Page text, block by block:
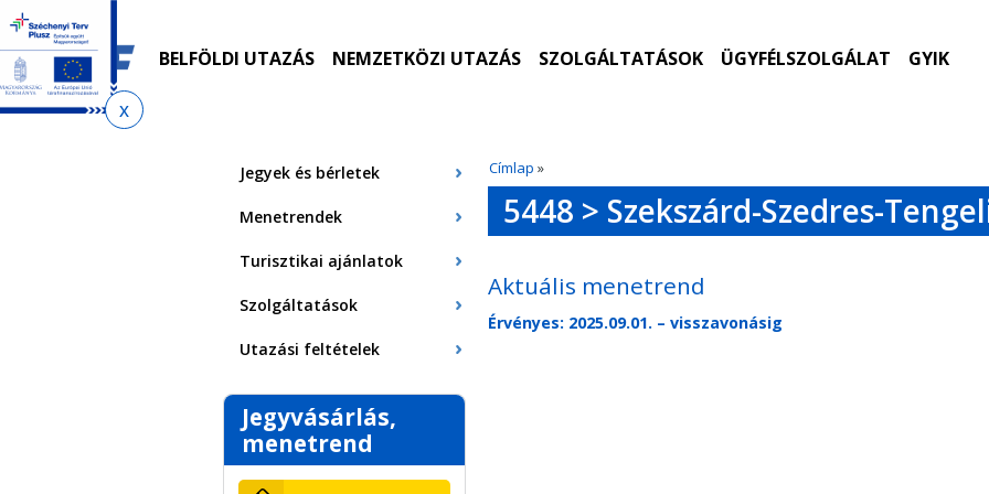
Ugrás
menetrendkeresőhöz
Ugrás
az
almenühöz
Ugrás
tartalomra
Ugrás
az
oldaltérképre
BELFÖLDI UTAZÁS NEMZETKÖZI UTAZÁS SZOLGÁLTATÁSOK ÜGYFÉLSZOLGÁLAT GYIK
Címlap »
Jegyek és bérletek
Menetrendek
Turisztikai ajánlatok
Szolgáltatások
Utazási feltételek
Jegyvásárlás,
menetrend
5448 > Szekszárd-Szedres-
Aktuális menetrend
Érvényes: 2025.09.01. – visszavonásig